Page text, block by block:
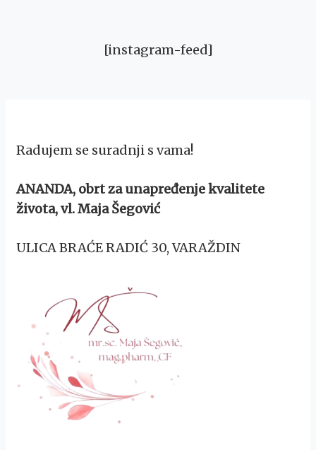
[instagram-feed]
Radujem se suradnji s vama!
ANANDA, obrt za unapređenje kvalitete
života, vl. Maja Šegović
ULICA BRAĆE RADIĆ 30, VARAŽDIN